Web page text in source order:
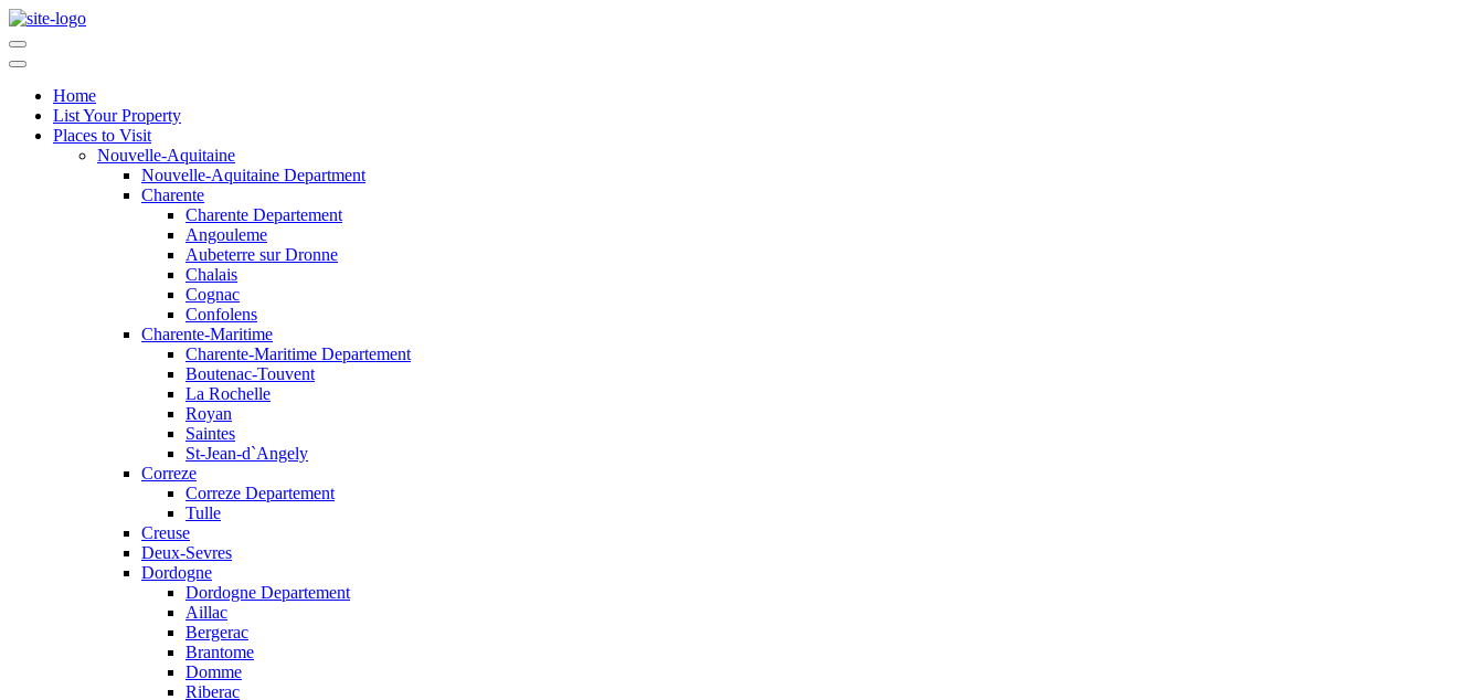
Home
List Your Property
Places to Visit
Nouvelle-Aquitaine
Nouvelle-Aquitaine Department
Charente
Charente Departement
Angouleme
Aubeterre sur Dronne
Chalais
Cognac
Confolens
Charente-Maritime
Charente-Maritime Departement
Boutenac-Touvent
La Rochelle
Royan
Saintes
St-Jean-d`Angely
Correze
Correze Departement
Tulle
Creuse
Deux-Sevres
Dordogne
Dordogne Departement
Aillac
Bergerac
Brantome
Domme
Riberac